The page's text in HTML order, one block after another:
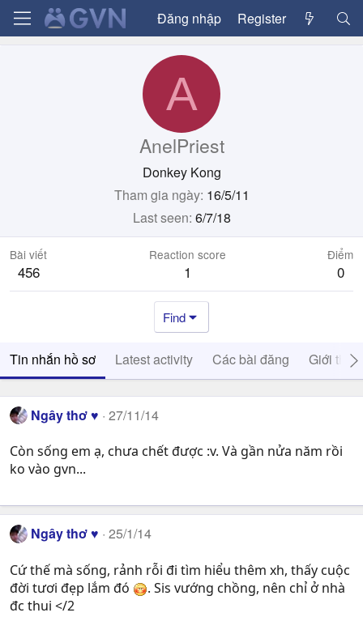
Đăng nhập Register
A
AnelPriest
Donkey Kong
Tham gia ngày 16/5/11
Last seen 6/7/18
Bài viết
456
Reaction score
1
Điểm
0
Find
Tin nhắn hồ sơ Latest activity Các bài đăng Giới thiệu
Ngây thơ ♥ 27/11/14
Còn sống em ạ, chưa chết được :v. Và gần nửa năm rồi
ko vào gvn...
Ngây thơ ♥ 25/1/14
Cứ thế mà sống, rảnh rỗi đi tìm hiểu thêm xh, thấy cuộc
đời tươi đẹp lắm đó
. Sis vướng chồng, nên chỉ ở nhà
đc thui </2